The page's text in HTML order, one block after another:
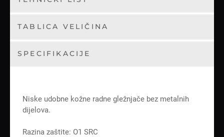
TABLICA VELIČINA
SPECIFIKACIJE
Niske udobne kožne radne gležnjače bez metalnih
dijelova.
Razina zaštite: O1 SRC